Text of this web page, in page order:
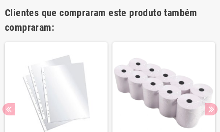
Clientes que compraram este produto também
compraram: